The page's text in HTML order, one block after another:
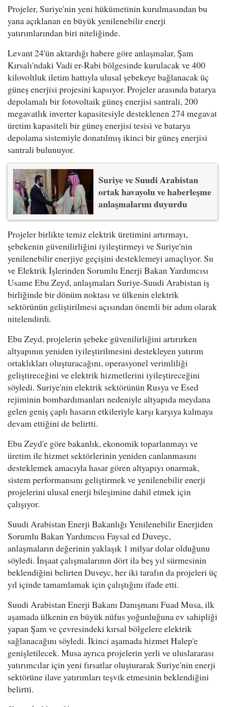
Projeler, Suriye'nin yeni hükümetinin kurulmasından bu
yana açıklanan en büyük yenilenebilir enerji
yatırımlarından biri niteliğinde.
Levant 24'ün aktardığı habere göre anlaşmalar, Şam
Kırsalı'ndaki Vadi er-Rabi bölgesinde kurulacak ve 400
kilovoltluk iletim hattıyla ulusal şebekeye bağlanacak üç
güneş enerjisi projesini kapsıyor. Projeler arasında batarya
depolamalı bir fotovoltaik güneş enerjisi santrali, 200
megavatlık inverter kapasitesiyle desteklenen 274 megavat
üretim kapasiteli bir güneş enerjisi tesisi ve batarya
depolama sistemiyle donatılmış ikinci bir güneş enerjisi
santrali bulunuyor.
Suriye ve Suudi Arabistan
ortak havayolu ve haberleşme
anlaşmalarını duyurdu
Projeler birlikte temiz elektrik üretimini artırmayı,
şebekenin güvenilirliğini iyileştirmeyi ve Suriye'nin
yenilenebilir enerjiye geçişini desteklemeyi amaçlıyor. Su
ve Elektrik İşlerinden Sorumlu Enerji Bakan Yardımcısı
Usame Ebu Zeyd, anlaşmaları Suriye-Suudi Arabistan iş
birliğinde bir dönüm noktası ve ülkenin elektrik
sektörünün geliştirilmesi açısından önemli bir adım olarak
nitelendirdi.
Ebu Zeyd, projelerin şebeke güvenilirliğini artırırken
altyapının yeniden iyileştirilmesini destekleyen yatırım
ortaklıkları oluşturacağını, operasyonel verimliliği
geliştireceğini ve elektrik hizmetlerini iyileştireceğini
söyledi. Suriye'nin elektrik sektörünün Rusya ve Esed
rejiminin bombardımanları nedeniyle altyapıda meydana
gelen geniş çaplı hasarın etkileriyle karşı karşıya kalmaya
devam ettiğini de belirtti.
Ebu Zeyd'e göre bakanlık, ekonomik toparlanmayı ve
üretim ile hizmet sektörlerinin yeniden canlanmasını
desteklemek amacıyla hasar gören altyapıyı onarmak,
sistem performansını geliştirmek ve yenilenebilir enerji
projelerini ulusal enerji bileşimine dahil etmek için
çalışıyor.
Suudi Arabistan Enerji Bakanlığı Yenilenebilir Enerjiden
Sorumlu Bakan Yardımcısı Faysal ed Duveyc,
anlaşmaların değerinin yaklaşık 1 milyar dolar olduğunu
söyledi. İnşaat çalışmalarının dört ila beş yıl sürmesinin
beklendiğini belirten Duveyc, her iki tarafın da projeleri üç
yıl içinde tamamlamak için çalıştığını ifade etti.
Suudi Arabistan Enerji Bakanı Danışmanı Fuad Musa, ilk
aşamada ülkenin en büyük nüfus yoğunluğuna ev sahipliği
yapan Şam ve çevresindeki kırsal bölgelere elektrik
sağlanacağını söyledi. İkinci aşamada hizmet Halep'e
genişletilecek. Musa ayrıca projelerin yerli ve uluslararası
yatırımcılar için yeni fırsatlar oluşturarak Suriye'nin enerji
sektörüne ilave yatırımları teşvik etmesinin beklendiğini
belirtti.